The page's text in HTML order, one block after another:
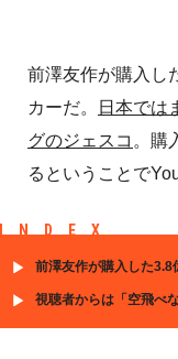
前澤友作が購入し
カーだ。
日本では
グのジェスコ 。購
るということで
INDEX
前澤友作が購入した3.8
視聴者からは「空飛べ